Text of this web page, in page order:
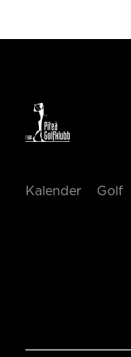
Kalender Golf